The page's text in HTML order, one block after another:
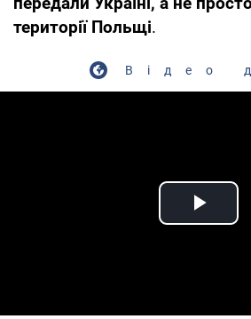
території Польщі.
Відео
Play